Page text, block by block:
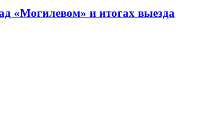
«Могилевом» и итогах выезда